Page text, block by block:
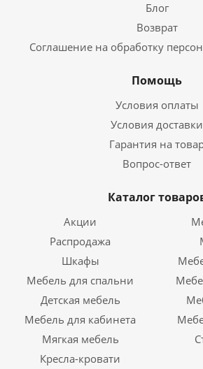
Блог
Возврат
Соглашение на обработку
Помощь
Условия оплаты
Условия доставки
Гарантия на
Вопрос-ответ
Каталог
Акции
Распродажа
Шкафы
Мебель для спальни
Детская мебель
Мебель для кабинета
Мягкая мебель
Кресла-кровати